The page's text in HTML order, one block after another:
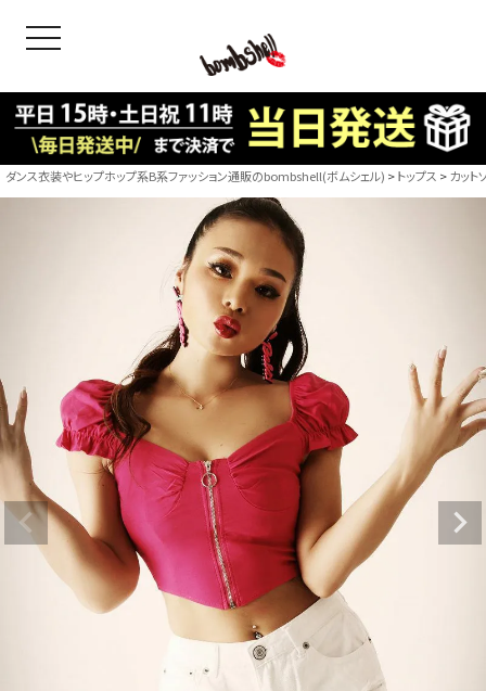
toggle navigation
＝ボムシェル】はダンス衣装専門ブランド。
衣装ならお任せ！オリジナル衣装やダンス衣装のトータル
ィネートのご提案。 ボムシェルならではの最新で斬新な
えをお届け。 撮影で使用してる小物や靴などダンサー必
ーデはイメージしやすく、全てボムシェルでご購入可能。
とは差別化出来るしっかりした衣装のご提案はダンサー
ージ映えを全力で応援してます。
商品一覧
B/bomb
【B/bomb
「これど
好き女子
レッスン
ダンス衣装やヒップホップ系B系ファッション通販のbombshell(ボムシェル) トップス カット